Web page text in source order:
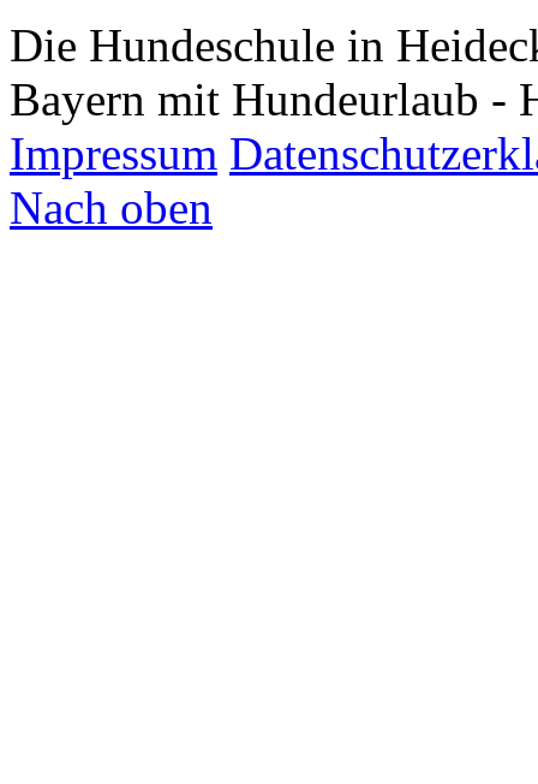
Die Hundeschule in
Bayern mit Hundeurlaub -
Impressum
Nach oben